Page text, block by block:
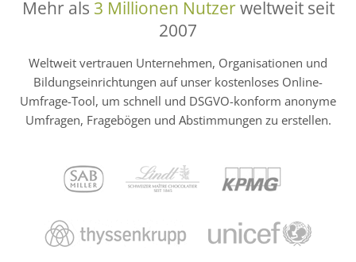
Mehr als 3 Millionen Nutzerweltweit seit
2007
Weltweit vertrauen Unternehmen, Organisationen und
Bildungseinrichtungen auf unser kostenloses Online-
Umfrage-Tool, um schnell und DSGVO-konform anonyme
Umfragen, Fragebögen und Abstimmungen zu erstellen.